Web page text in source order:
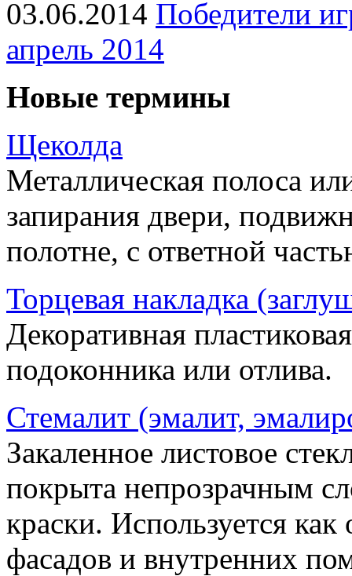
03.06.2014 Победители
апрель 2014
Новые термины
Щеколда
Металлическая полоса
запирания двери,
полотне, с ответной
Торцевая накладка
Декоративная
подоконника или отлива.
Стемалит (эмалит,
Закаленное листовое
покрыта непрозрачным
краски. Используется
фасадов и внутренних